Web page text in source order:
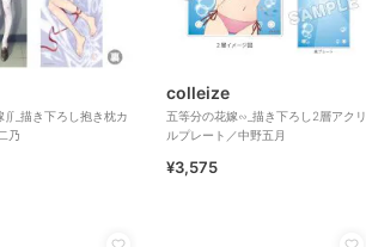
∬_描き下ろし抱き枕カ
乃
colleize
五等分の花嫁∽_描き下ろし2層アクリ
ルプレート／中野五月
¥3,575